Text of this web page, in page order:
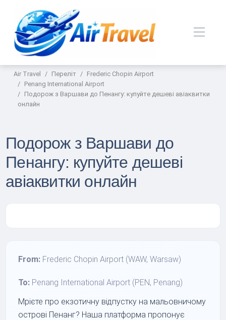
Air Travel Переліт
Frederic Chopin Airport
Penang International Airport
Подорож з Варшави до Пенангу: купуйте дешеві авіаквитки
онлайн
Подорож з Варшави до
Пенангу: купуйте дешеві
авіаквитки онлайн
From: Frederic Chopin Airport (WAW, Warsaw)
To: Penang International Airport (PEN, Penang)
Мрієте про екзотичну відпустку на мальовничому
острові Пенанг? Наша платформа пропонує